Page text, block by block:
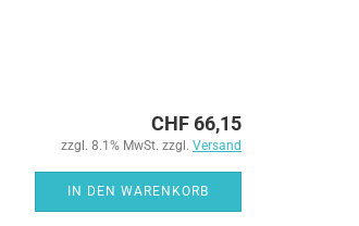
CHF 66,15
zzgl. 8.1% MwSt. zzgl. Versand
IN DEN WARENKORB